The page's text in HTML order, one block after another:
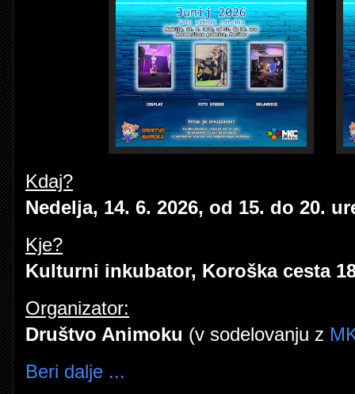
Kdaj?
Nedelja, 14. 6. 2026, od 15. do 20.
Kje?
Kulturni inkubator, Koroška cesta
Organizator:
Društvo Animoku (v sodelovanju z
Beri dalje ...